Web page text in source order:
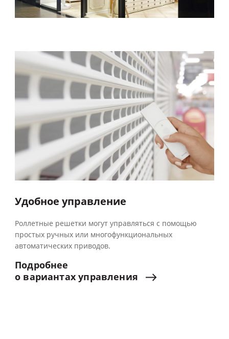
Удобное управление
Роллетные решетки могут управляться с помощью
простых ручных или многофункциональных
автоматических приводов.
Подробнее
о вариантахуправления